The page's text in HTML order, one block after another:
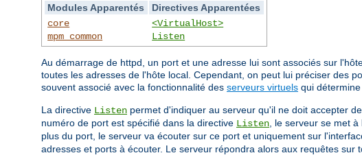
Modules Apparentés
Directives Apparentées
core
mpm_common
<VirtualHost>
Listen
Au démarrage de httpd, un port et une adresse lui sont associés sur
toutes les adresses de l'hôte local. Cependant, on peut lui préciser des
souvent associé avec la fonctionnalité des serveurs virtuels qui
La directive Listen permet d'indiquer au serveur qu'il ne doit accepter
numéro de port est spécifié dans la directive Listen , le serveur se met
plus du port, le serveur va écouter sur ce port et uniquement sur
adresses et ports à écouter. Le serveur répondra alors aux requêtes sur